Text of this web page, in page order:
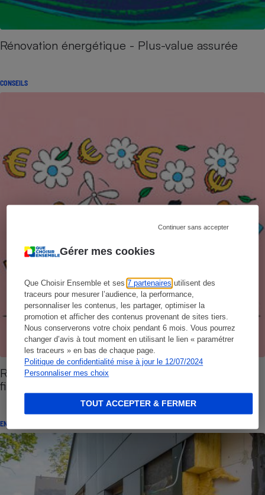
Gérer mes cookies
Que Choisir Ensemble et ses7 partenaires utilisent des
traceurs pour mesurer l’audience, la performance,
personnaliser les contenus, les partager, optimiser la
promotion et afficher des contenus provenant de sites tiers.
Nous conserverons votre choix pendant 6 mois. Vous pourrez
changer d’avis à tout moment en utilisant le lien « paramétrer
les traceurs » en bas de chaque page.
Politique de confidentialité mise à jour le 12/07/2024
Personnaliser mes choix
Continuer sans accepter
TOUT ACCEPTER & FERMER
Rénovation énergétique - Plus-value assurée
CONSEILS
Rénovation énergétique - Trouver les aides au
financement
ENQUÊTE